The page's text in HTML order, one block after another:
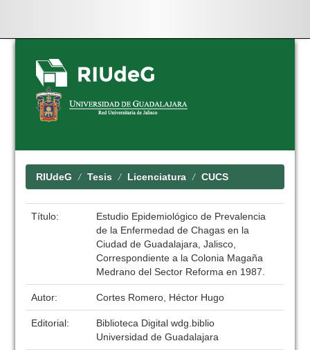
Skip
navigation
RIUdeG Tesis Licenciatura CUCS
Título:
Estudio Epidemiológico de Prevalencia
de la Enfermedad de Chagas en la
Ciudad de Guadalajara, Jalisco,
Correspondiente a la Colonia Magaña
Medrano del Sector Reforma en 1987.
Autor: Cortes Romero, Héctor Hugo
Editorial:
Biblioteca Digital wdg.biblio
Universidad de Guadalajara